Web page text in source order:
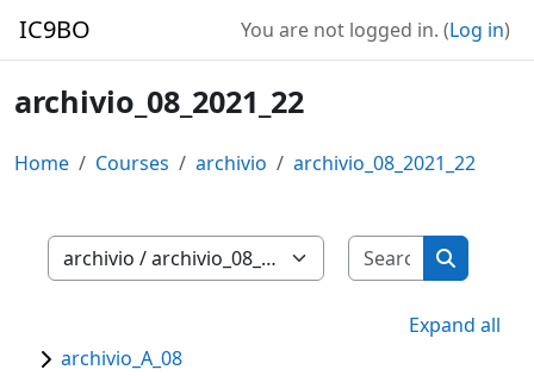
IC9BO You are not logged in. (Log in)
archivio_08_2021_22
Home Courses archivio archivio_08_2021_22
Course categories
Search
Search
Expand all
archivio_A_08